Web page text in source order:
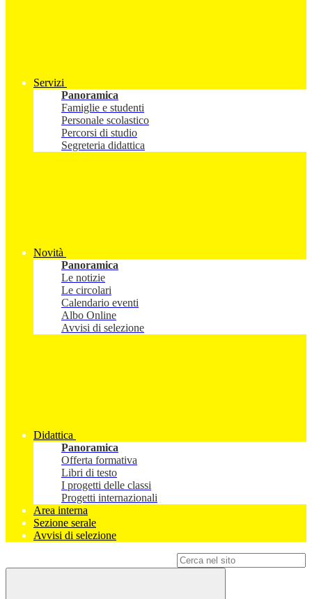
Servizi
Panoramica
Famiglie e studenti
Personale scolastico
Percorsi di studio
Segreteria didattica
Novità
Panoramica
Le notizie
Le circolari
Calendario eventi
Albo Online
Avvisi di selezione
Didattica
Panoramica
Offerta formativa
Libri di testo
I progetti delle classi
Progetti internazionali
Area interna
Sezione serale
Avvisi di selezione